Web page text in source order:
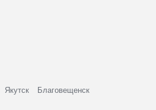
Якутск
Благовещенск